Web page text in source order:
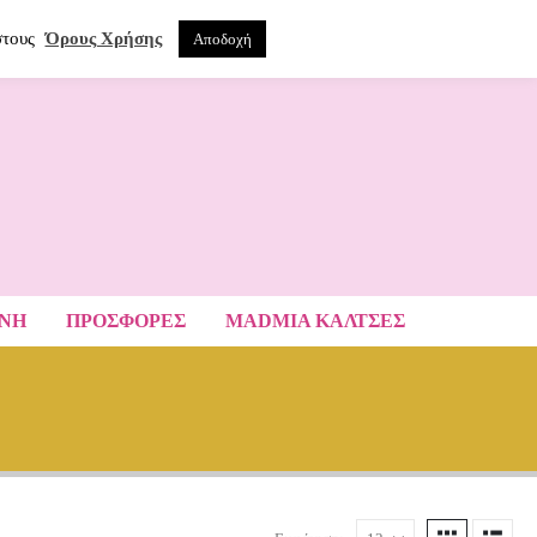
ΠΡΟΣΦΟΡΕΣ MADMIA ΚΆΛΤΣΕΣ
Όρους Χρήσης Αποδοχή